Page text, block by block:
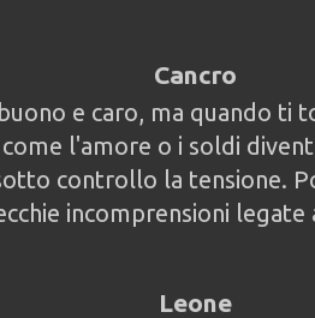
Cancro
e caro, ma quando ti
come l'amore o i soldi
controllo la tensione.
incomprensioni legate
Leone